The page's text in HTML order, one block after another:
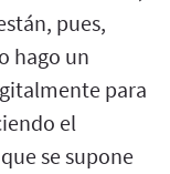
pues,
hago un
para
el
se supone